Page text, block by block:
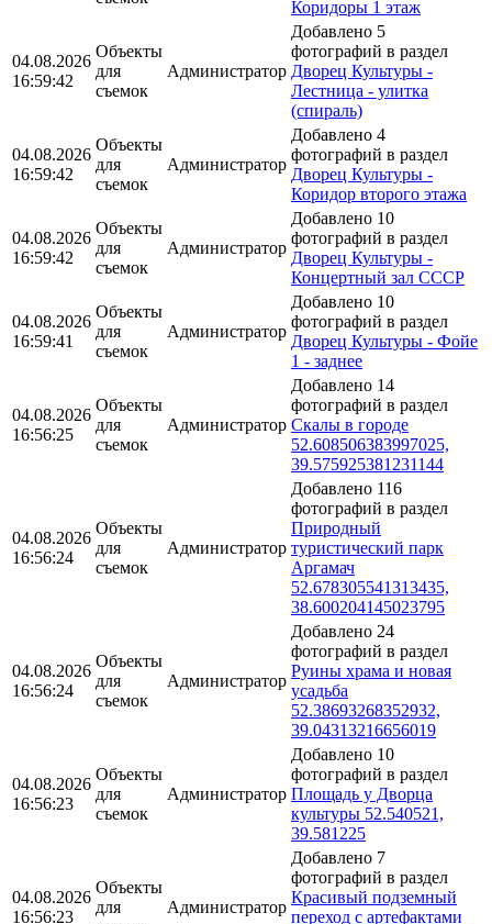
Коридоры 1 этаж
04.08.2026
16:59:42
Объекты
для
съемок
Администратор
Добавлено 5
фотографий в раздел
Дворец Культуры -
Лестница - улитка
(спираль)
04.08.2026
16:59:42
Объекты
для
съемок
Администратор
Добавлено 4
фотографий в раздел
Дворец Культуры -
Коридор второго этажа
04.08.2026
16:59:42
Объекты
для
съемок
Администратор
Добавлено 10
фотографий в раздел
Дворец Культуры -
Концертный зал СССР
04.08.2026
16:59:41
Объекты
для
съемок
Администратор
Добавлено 10
фотографий в раздел
Дворец Культуры - Фойе
1 - заднее
04.08.2026
16:56:25
Объекты
для
съемок
Администратор
Добавлено 14
фотографий в раздел
Скалы в городе
52.608506383997025,
39.575925381231144
04.08.2026
16:56:24
Объекты
для
съемок
Администратор
Добавлено 116
фотографий в раздел
Природный
туристический парк
Аргамач
52.678305541313435,
38.600204145023795
04.08.2026
16:56:24
Объекты
для
съемок
Администратор
Добавлено 24
фотографий в раздел
Руины храма и новая
усадьба
52.38693268352932,
39.04313216656019
04.08.2026
16:56:23
Объекты
для
съемок
Администратор
Добавлено 10
фотографий в раздел
Площадь у Дворца
культуры 52.540521,
39.581225
04.08.2026
16:56:23
Объекты
для
Администратор
Добавлено 7
фотографий в раздел
Красивый подземный
переход с артефактами